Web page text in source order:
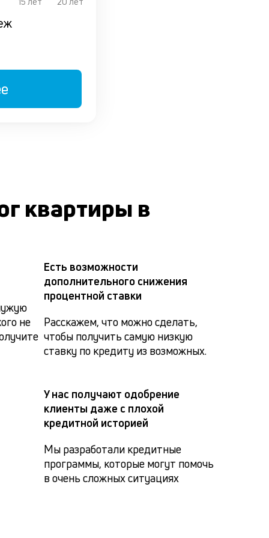
квартиры в
не
Есть возможности
дополнительного снижения
процентной ставки
Расскажем, что можно сделать,
чтобы получить самую низкую
ставку по кредиту из возможных.
У нас получают одобрение
клиенты даже с плохой
кредитной историей
Мы разработали кредитные
программы, которые могут помочь
в очень сложных ситуациях